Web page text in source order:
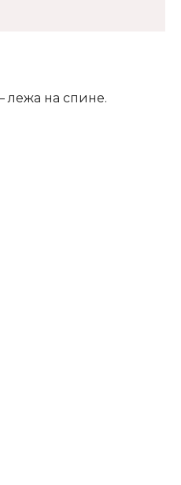
лежа на спине.